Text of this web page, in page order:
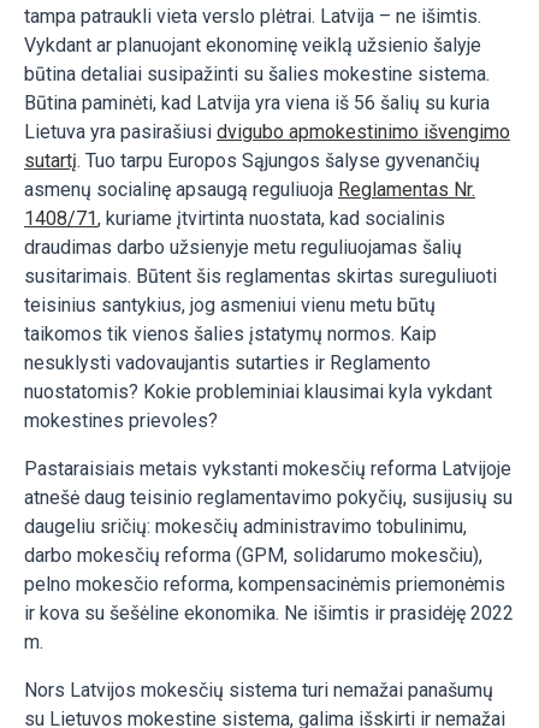
tampa patraukli vieta verslo plėtrai. Latvija – ne išimtis.
Vykdant ar planuojant ekonominę veiklą užsienio šalyje
būtina detaliai susipažinti su šalies mokestine sistema.
Būtina paminėti, kad Latvija yra viena iš 56 šalių su kuria
Lietuva yra pasirašiusi dvigubo apmokestinimo išvengimo
sutartį. Tuo tarpu Europos Sąjungos šalyse gyvenančių
asmenų socialinę apsaugą reguliuoja Reglamentas Nr.
1408/71, kuriame įtvirtinta nuostata, kad socialinis
draudimas darbo užsienyje metu reguliuojamas šalių
susitarimais. Būtent šis reglamentas skirtas sureguliuoti
teisinius santykius, jog asmeniui vienu metu būtų
taikomos tik vienos šalies įstatymų normos. Kaip
nesuklysti vadovaujantis sutarties ir Reglamento
nuostatomis? Kokie probleminiai klausimai kyla vykdant
mokestines prievoles?
Pastaraisiais metais vykstanti mokesčių reforma Latvijoje
atnešė daug teisinio reglamentavimo pokyčių, susijusių su
daugeliu sričių: mokesčių administravimo tobulinimu,
darbo mokesčių reforma (GPM, solidarumo mokesčiu),
pelno mokesčio reforma, kompensacinėmis priemonėmis
ir kova su šešėline ekonomika. Ne išimtis ir prasidėję 2022
m.
Nors Latvijos mokesčių sistema turi nemažai panašumų
su Lietuvos mokestine sistema, galima išskirti ir nemažai